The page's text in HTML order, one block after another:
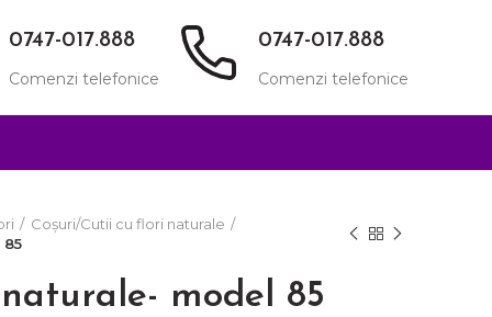
0747-017.888
Comenzi telefonice
0747-017.888
Comenzi telefonice
Coșuri/Cutii cu flori naturale
model 85